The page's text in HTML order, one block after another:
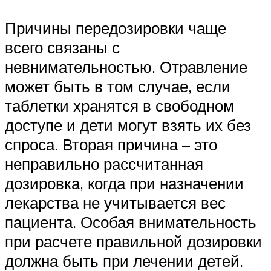
Причины передозировки чаще
всего связаны с
невнимательностью. Отравление
может быть в том случае, если
таблетки хранятся в свободном
доступе и дети могут взять их без
спроса. Вторая причина – это
неправильно рассчитанная
дозировка, когда при назначении
лекарства не учитывается вес
пациента. Особая внимательность
при расчете правильной дозировки
должна быть при лечении детей.